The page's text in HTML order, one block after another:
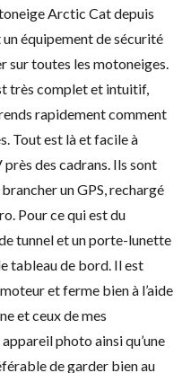
Arctic Cat depuis
un équipement de sécurité
sur toutes les motoneiges.
très complet et intuitif,
rapidement comment
Tout est là et facile à
des cadrans. Ils sont
un GPS, rechargé
Pour ce qui est du
tunnel et un porte-lunette
tableau de bord. Il est
et ferme bien à l’aide
et ceux de mes
photo ainsi qu’une
de garder bien au